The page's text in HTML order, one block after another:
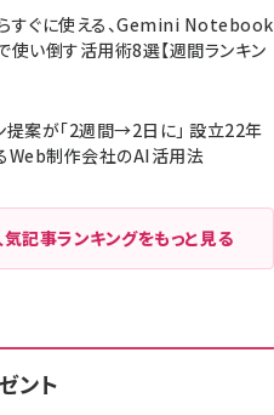
すぐに使える、Gemini Notebook
使い倒す活用術8選【週間ランキン
提案が「2週間→2日に」 設立22年
Web制作会社のAI活用法
記事ランキングをもっと見る
ント